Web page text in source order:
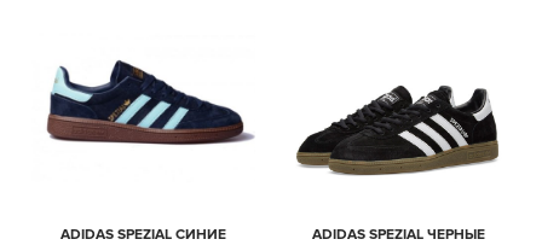
ADIDAS SPEZIAL СИНИЕ
ADIDAS SPEZIAL ЧЕРНЫЕ